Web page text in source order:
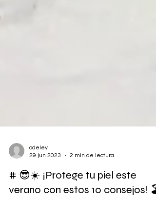
29 jun 2023
2 min de lectura
# 😎☀️ ¡Protege tu piel este